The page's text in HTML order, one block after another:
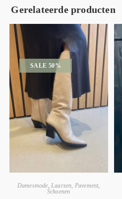
Gerelateerde producten
SALE 50%
Damesmode, Laarzen, Pavement,
Schoenen